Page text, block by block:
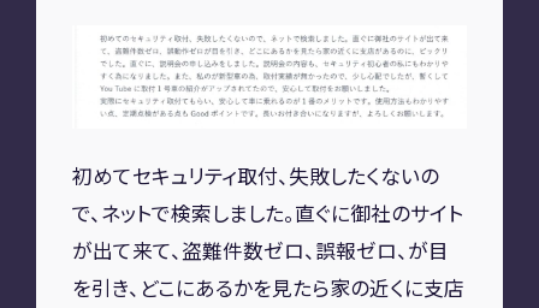
初めてセキュリティ取付、失敗したくないの
で、ネットで検索しました。直ぐに御社のサイト
が出て来て、盗難件数ゼロ、誤報ゼロ、が目
を引き、どこにあるかを見たら家の近くに支店
A2M 仙台
A2M 愛知
A2M 四日市
A2M USC
アップデートサポートセンター